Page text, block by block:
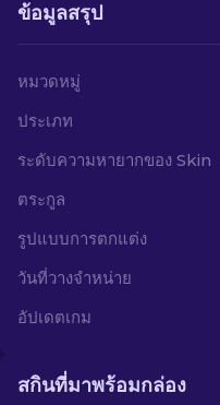
ข้อมูลสรุป
หมวดหมู่
ประเภท
ระดับความหายากของ Skin
ตระกูล
รูปแบบการตกแต่ง
วันที่วางจำหน่าย
อัปเดตเกม
สกินที่มาพร้อมกล่อง